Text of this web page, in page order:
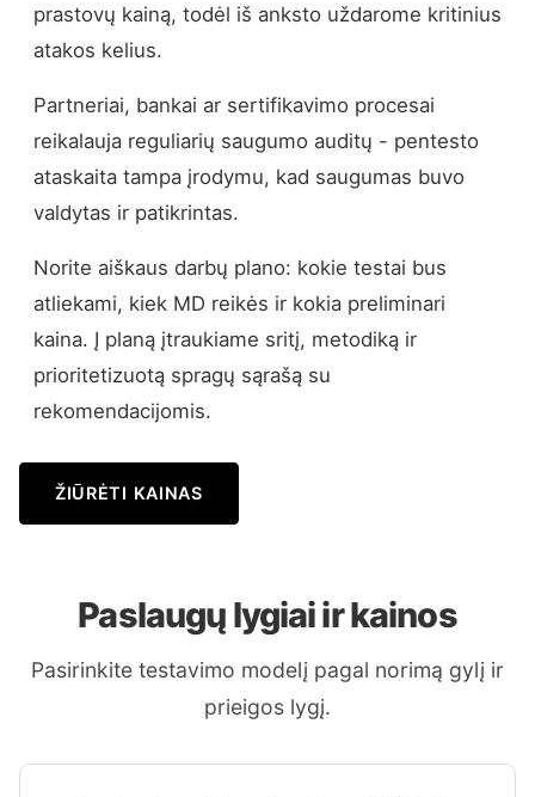
prastovų kainą, todėl iš anksto uždarome kritinius
atakos kelius.
Partneriai, bankai ar sertifikavimo procesai
reikalauja reguliarių saugumo auditų - pentesto
ataskaita tampa įrodymu, kad saugumas buvo
valdytas ir patikrintas.
Norite aiškaus darbų plano: kokie testai bus
atliekami, kiek MD reikės ir kokia preliminari
kaina. Į planą įtraukiame sritį, metodiką ir
prioritetizuotą spragų sąrašą su
rekomendacijomis.
ŽIŪRĖTI KAINAS
Paslaugų lygiai ir kainos
Pasirinkite testavimo modelį pagal norimą gylį ir
prieigos lygį.